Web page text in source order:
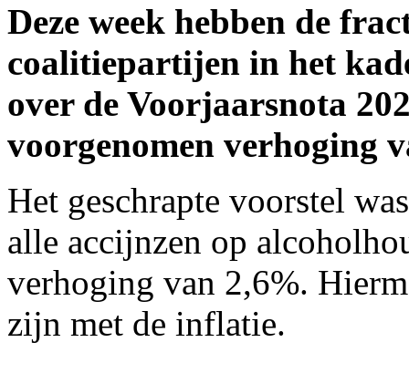
Deze week hebben de
coalitiepartijen in het
over de Voorjaarsnota
voorgenomen verhoging
Het geschrapte voorstel
alle accijnzen op
verhoging van 2,6%.
zijn met de inflatie.